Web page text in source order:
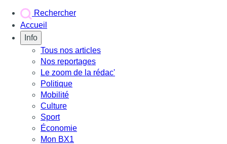
Rechercher
Accueil
Info
Tous nos articles
Nos reportages
Le zoom de la rédac'
Politique
Mobilité
Culture
Sport
Économie
Mon BX1